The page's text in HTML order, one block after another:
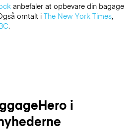
anbefaler at opbevare din bagage
omtalt i The New York Times,
.
i